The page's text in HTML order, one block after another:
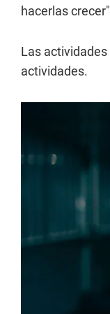
hacerlas
Las
actividades.